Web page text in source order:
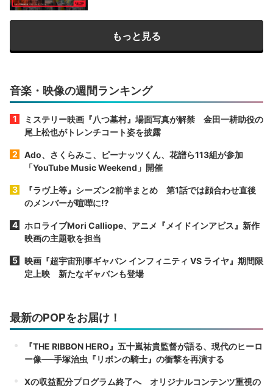
もっと見る
音楽・映像の週間ランキング
ミステリー映画『八つ墓村』場面写真が解禁 金田一耕助役の
尾上松也がトレンチコート姿を披露
Ado、さくらみこ、ピーナッツくん、花譜ら113組が参加
「YouTube Music Weekend」開催
『ラヴ上等』シーズン2前半まとめ 第1話では顔合わせ直後
のメンバーが喧嘩に⁉︎
ホロライブMori Calliope、アニメ『メイドインアビス』新作
映画の主題歌を担当
映画『超宇宙刑事ギャバン インフィニティ VS ライヤ』期間限
定上映 新たなギャバンも登場
最新のPOPをお届け！
『THE RIBBON HERO』五十嵐祐貴監督が語る、現代のヒーロ
ー像──手塚治虫『リボンの騎士』の衝撃を再演する
Xの収益配分プログラム終了へ オリジナルコンテンツ重視の